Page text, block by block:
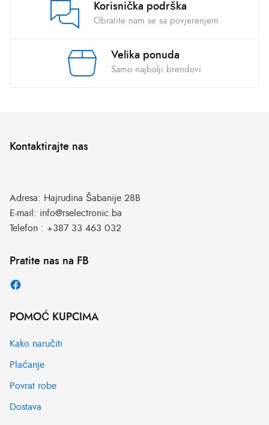
Korisnička podrška
Obratite nam se sa povjerenjem
Velika ponuda
Samo najbolji brendovi
Kontaktirajte nas
Adresa: Hajrudina Šabanije 28B
E-mail: info@rselectronic.ba
Telefon : +387 33 463 032
Pratite nas na FB
POMOĆ KUPCIMA
Kako naručiti
Plaćanje
Povrat robe
Dostava